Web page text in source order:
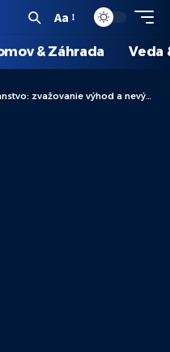
Aa
& Záhrada Veda
výhod a nevýhod pred rozhodnutím